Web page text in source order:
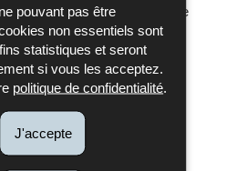
pouvant pas être
non essentiels sont
statistiques et seront
si vous les acceptez.
politique de confidentialité.
J'accepte
nous visons une meilleure
afin de favoriser :
le traitement des dossiers
de nos pratiques
sécurité juridique
de la qualité de service